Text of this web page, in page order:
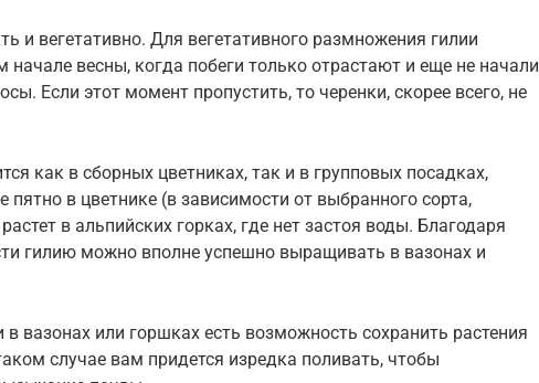
и вегетативно. Для вегетативного размножения гилии
начале весны, когда побеги только отрастают и еще не начали
Если этот момент пропустить, то черенки, скорее всего, не
как в сборных цветниках, так и в групповых посадках,
пятно в цветнике (в зависимости от выбранного сорта,
в альпийских горках, где нет застоя воды. Благодаря
гилию можно вполне успешно выращивать в вазонах и
вазонах или горшках есть возможность сохранить растения
случае вам придется изредка поливать, чтобы